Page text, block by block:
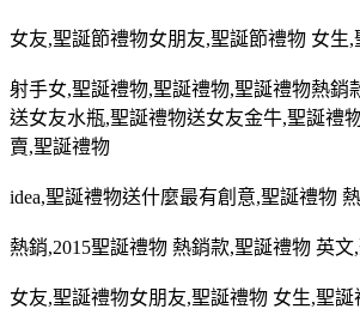
女友,聖誕節禮物女朋友,聖誕節禮物 女生,
射手女,聖誕禮物,聖誕禮物,聖誕禮物熱銷
送女友水瓶,聖誕禮物送女友金牛,聖誕禮
賣,聖誕禮物
idea,聖誕禮物送什麼最有創意,聖誕禮物
熱銷,2015聖誕禮物 熱銷款,聖誕禮物 英文,
女友,聖誕禮物女朋友,聖誕禮物 女生,聖誕